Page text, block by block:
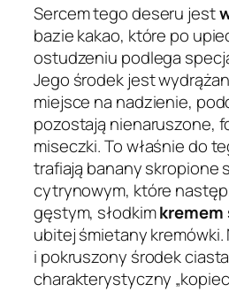
Sercem tego deseru jest
bazie kakao, które po
ostudzeniu podlega
Jego środek jest
miejsce na nadzienie,
pozostają nienaruszone,
miseczki. To właśnie do
trafiają banany skropione
cytrynowym, które
gęstym, słodkim
ubitej śmietany
i pokruszony środek
charakterystyczny